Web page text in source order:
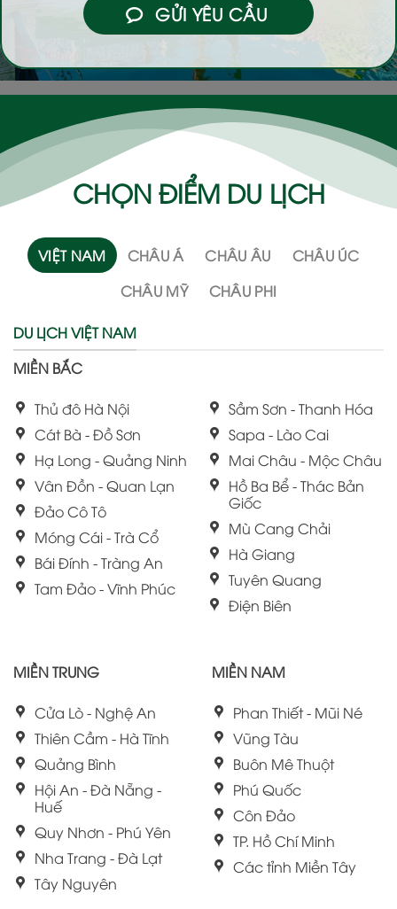
GỬI YÊU CẦU
CHỌN ĐIỂM DU LỊCH
VIỆT NAM CHÂU Á CHÂU ÂU
CHÂU ÚC
CHÂU MỸ
CHÂU PHI
DU LỊCH VIỆT NAM
MIỀN BẮC
Thủ đô Hà Nội
Cát Bà - Đồ Sơn
Hạ Long - Quảng Ninh
Vân Đồn - Quan Lạn
Đảo Cô Tô
Móng Cái - Trà Cổ
Bái Đính - Tràng An
Tam Đảo - Vĩnh Phúc
Sầm Sơn - Thanh Hóa
Sapa - Lào Cai
Mai Châu - Mộc Châu
Hồ Ba Bể - Thác Bản
Giốc
Mù Cang Chải
Hà Giang
Tuyên Quang
Điện Biên
MIỀN TRUNG
Cửa Lò - Nghệ An
Thiên Cầm - Hà Tĩnh
Quảng Bình
Hội An - Đà Nẵng -
Huế
Quy Nhơn - Phú Yên
Nha Trang - Đà Lạt
Tây Nguyên
MIỀN NAM
Phan Thiết - Mũi Né
Vũng Tàu
Buôn Mê Thuột
Phú Quốc
Côn Đảo
TP. Hồ Chí Minh
Các tỉnh Miền Tây